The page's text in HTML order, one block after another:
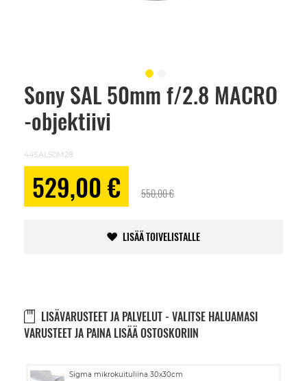
Sony SAL 50mm f/2.8 MACRO
-objektiivi
44SAL50M28
529,00 € 550,00 €
LISÄÄ TOIVELISTALLE
LISÄVARUSTEET JA PALVELUT - VALITSE HALUAMASI
VARUSTEET JA PAINA LISÄÄ OSTOSKORIIN
Sigma mikrokuituliina 30x30cm
Lisää
Skip
beginning
images
gallery